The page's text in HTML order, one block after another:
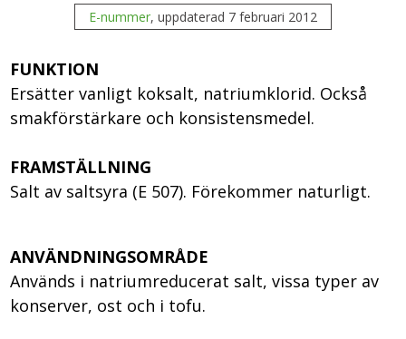
E-nummer, uppdaterad 7 februari 2012
FUNKTION
Ersätter vanligt koksalt, natriumklorid. Också
smakförstärkare och konsistensmedel.
FRAMSTÄLLNING
Salt av saltsyra (E 507). Förekommer naturligt.
ANVÄNDNINGSOMRÅDE
Används i natriumreducerat salt, vissa typer av
konserver, ost och i tofu.